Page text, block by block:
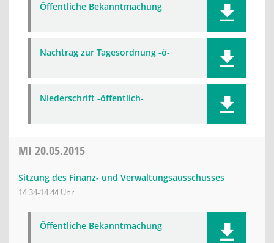
Öffentliche Bekanntmachung
Nachtrag zur Tagesordnung -ö-
Niederschrift -öffentlich-
MI 20.05.2015
Sitzung des Finanz- und Verwaltungsausschusses
14:34-14:44 Uhr
Öffentliche Bekanntmachung